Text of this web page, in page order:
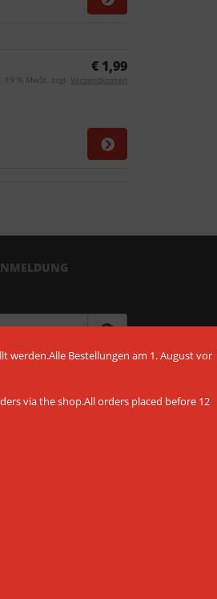
€ 1,99
19 % MwSt. zzgl. Versandkosten
werden.Alle Bestellungen am 1. August vor
via the shop.All orders placed before 12
jederzeit hier oder in